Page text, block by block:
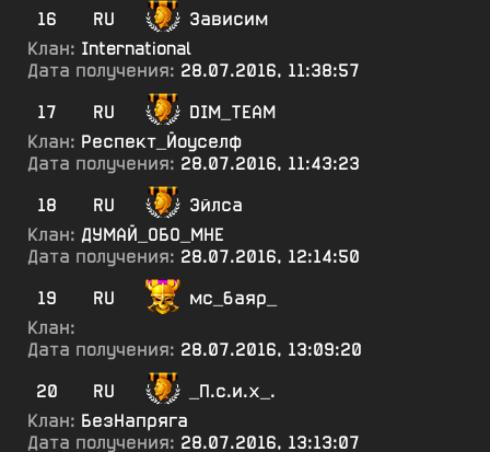
16
RU
Зависим
Клан: International
Дата получения: 28.07.2016, 11:38:57
17
RU
DIM_TEAM
Клан: Респект_Йоуселф
Дата получения: 28.07.2016, 11:43:23
18
RU
Эйлса
Клан: ДУМАЙ_ОБО_МНЕ
Дата получения: 28.07.2016, 12:14:50
19
RU
мс_баяр_
Клан:
Дата получения: 28.07.2016, 13:09:20
20
RU
_П.с.и.х_.
Клан: БезНапряга
Дата получения: 28.07.2016, 13:13:07